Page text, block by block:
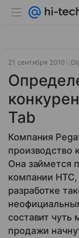
21 сентября 2010
Tab
Компания
производство
Она займется
компании
разработке
составит
продажи